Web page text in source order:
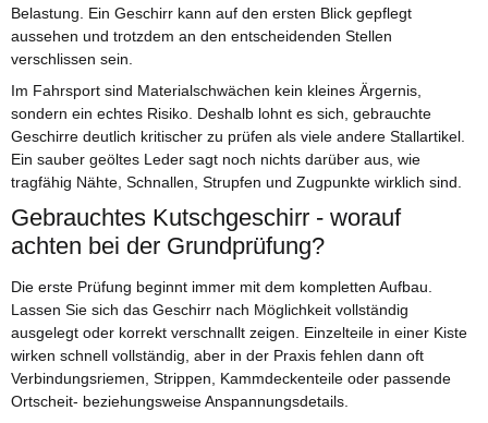
Belastung. Ein Geschirr kann auf den ersten Blick gepflegt
aussehen und trotzdem an den entscheidenden Stellen
verschlissen sein.
Im Fahrsport sind Materialschwächen kein kleines Ärgernis,
sondern ein echtes Risiko. Deshalb lohnt es sich, gebrauchte
Geschirre deutlich kritischer zu prüfen als viele andere Stallartikel.
Ein sauber geöltes Leder sagt noch nichts darüber aus, wie
tragfähig Nähte, Schnallen, Strupfen und Zugpunkte wirklich sind.
Gebrauchtes Kutschgeschirr - worauf
achten bei der Grundprüfung?
Die erste Prüfung beginnt immer mit dem kompletten Aufbau.
Lassen Sie sich das Geschirr nach Möglichkeit vollständig
ausgelegt oder korrekt verschnallt zeigen. Einzelteile in einer Kiste
wirken schnell vollständig, aber in der Praxis fehlen dann oft
Verbindungsriemen, Strippen, Kammdeckenteile oder passende
Ortscheit- beziehungsweise Anspannungsdetails.